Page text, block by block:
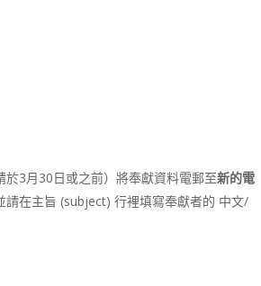
於3月30日或之前）將奉獻資料電郵至新的電
請在主旨 (subject) 行裡填寫奉獻者的 中文/